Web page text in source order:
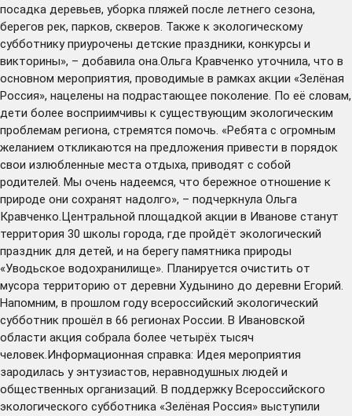
посадка деревьев, уборка пляжей после летнего сезона,
берегов рек, парков, скверов. Также к экологическому
субботнику приурочены детские праздники, конкурсы и
викторины», – добавила она.Ольга Кравченко уточнила, что в
основном мероприятия, проводимые в рамках акции «Зелёная
Россия», нацелены на подрастающее поколение. По её словам,
дети более восприимчивы к существующим экологическим
проблемам региона, стремятся помочь. «Ребята с огромным
желанием откликаются на предложения привести в порядок
свои излюбленные места отдыха, приводят с собой
родителей. Мы очень надеемся, что бережное отношение к
природе они сохранят надолго», – подчеркнула Ольга
Кравченко.Центральной площадкой акции в Иванове станут
территория 30 школы города, где пройдёт экологический
праздник для детей, и на берегу памятника природы
«Уводьское водохранилище». Планируется очистить от
мусора территорию от деревни Худынино до деревни Егорий.
Напомним, в прошлом году всероссийский экологический
субботник прошёл в 66 регионах России. В Ивановской
области акция собрала более четырёх тысяч
человек.Информационная справка: Идея мероприятия
зародилась у энтузиастов, неравнодушных людей и
общественных организаций. В поддержку Всероссийского
экологического субботника «Зелёная Россия» выступили